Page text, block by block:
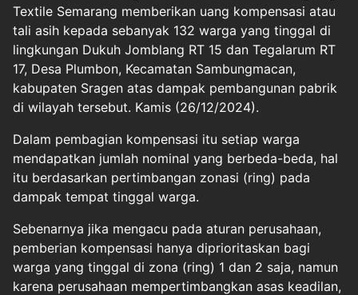
Textile Semarang memberikan uang kompensasi atau
tali asih kepada sebanyak 132 warga yang tinggal di
lingkungan Dukuh Jomblang RT 15 dan Tegalarum RT
17, Desa Plumbon, Kecamatan Sambungmacan,
kabupaten Sragen atas dampak pembangunan pabrik
di wilayah tersebut. Kamis (26/12/2024).
Dalam pembagian kompensasi itu setiap warga
mendapatkan jumlah nominal yang berbeda-beda, hal
itu berdasarkan pertimbangan zonasi (ring) pada
dampak tempat tinggal warga.
Sebenarnya jika mengacu pada aturan perusahaan,
pemberian kompensasi hanya diprioritaskan bagi
warga yang tinggal di zona (ring) 1 dan 2 saja, namun
karena perusahaan mempertimbangkan asas keadilan,